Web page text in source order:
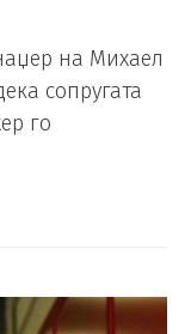
на Михаел
сопругата
го